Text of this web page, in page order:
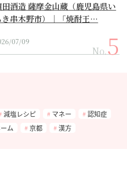
田酒造 薩摩金山蔵（鹿児島県い
き串木野市）｜「焼酎王…
07/09
No.
減塩レシピ マネー
認知症
ム 京都 漢方